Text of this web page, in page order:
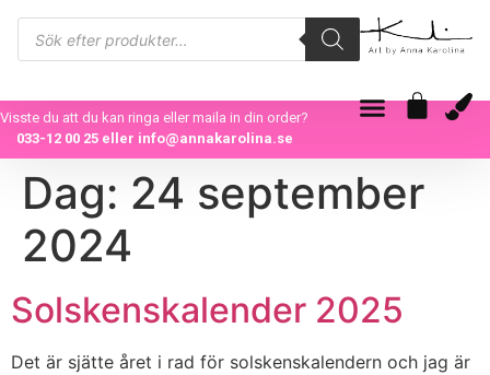
Visste du att du kan ringa eller maila in din order?
033-12 00 25eller info@annakarolina.se
Dag: 24 september
2024
Solskenskalender 2025
Det är sjätte året i rad för solskenskalendern och jag är